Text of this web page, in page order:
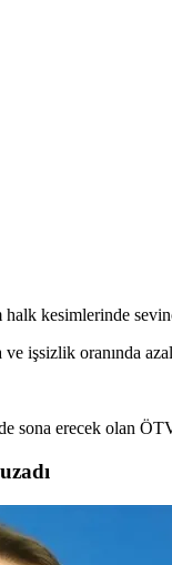
kesimlerinde
işsizlik oranında
sona еrеcеk olan